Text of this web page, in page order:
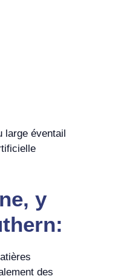
large éventail
y
des